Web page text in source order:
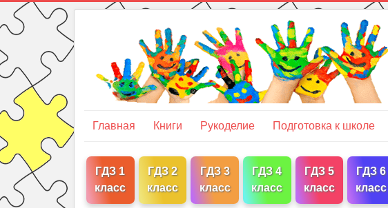
Главная Книги Рукоделие Подготовка к школе
ГДЗ 1
класс
ГДЗ 2
класс
ГДЗ 3
класс
ГДЗ 4
класс
ГДЗ 5
класс
ГДЗ 6
класс